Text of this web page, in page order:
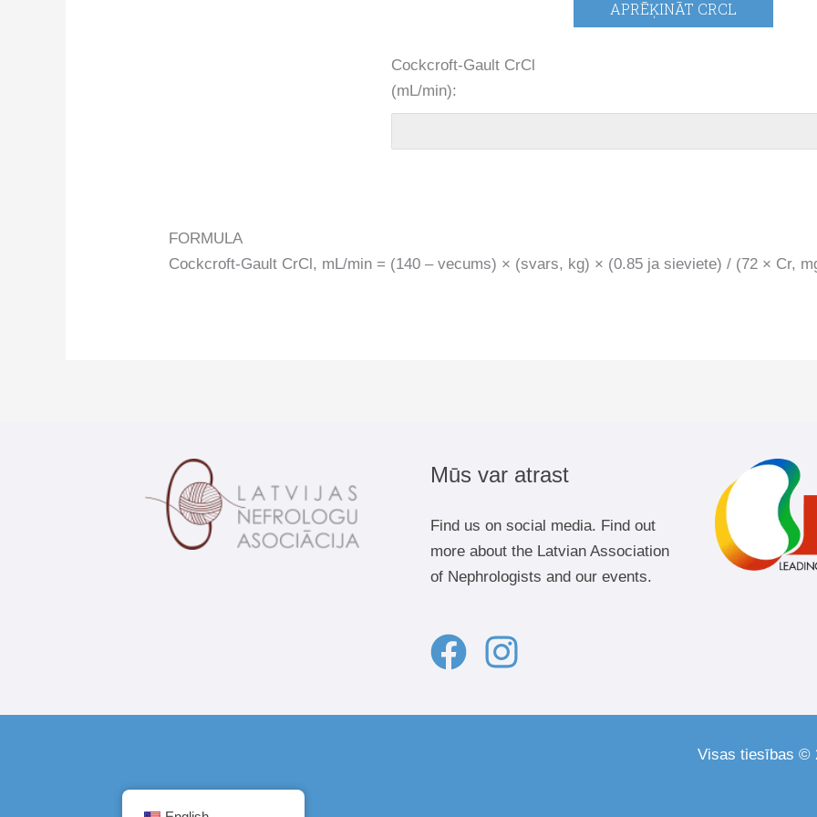
Cockcroft-Gault CrCl
(mL/min):
FORMULA
Cockcroft-Gault CrCl, mL/min = (140 – vecums) × (svars, kg) × (0.85 ja sieviete) / (72 × Cr,
Mūs var atrast
Find us on social media. Find out
more about the Latvian Association
of Nephrologists and our events.
Visas tiesības ©